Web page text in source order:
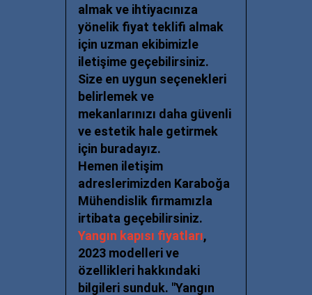
almak ve ihtiyacınıza
yönelik fiyat teklifi almak
için uzman ekibimizle
iletişime geçebilirsiniz.
Size en uygun seçenekleri
belirlemek ve
mekanlarınızı daha güvenli
ve estetik hale getirmek
için buradayız.
Hemen iletişim
adreslerimizden Karaboğa
Mühendislik firmamızla
irtibata geçebilirsiniz.
Yangın kapısı fiyatları,
2023 modelleri ve
özellikleri hakkındaki
bilgileri sunduk. "Yangın